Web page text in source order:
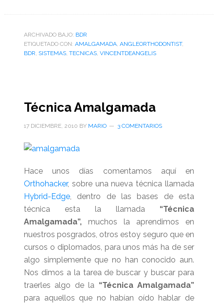
ARCHIVADO BAJO: BDR
ETIQUETADO CON: AMALGAMADA, ANGLEORTHODONTIST,
BDR, SISTEMAS, TECNICAS, VINCENTDEANGELIS
Técnica Amalgamada
17 DICIEMBRE, 2010 BY MARIO 3 COMENTARIOS
Hace unos días comentamos aquí en
Orthohacker, sobre una nueva técnica llamada
Hybrid-Edge, dentro de las bases de esta
técnica esta la llamada “Técnica
Amalgamada”,muchos la aprendimos en
nuestros posgrados, otros estoy seguro que en
cursos o diplomados, para unos más ha de ser
algo simplemente que no han conocido aun.
Nos dimos a la tarea de buscar y buscar para
traerles algo de la “Técnica Amalgamada”
para aquellos que no habían oído hablar de